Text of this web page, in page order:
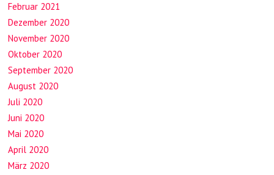
Februar 2021
Dezember 2020
November 2020
Oktober 2020
September 2020
August 2020
Juli 2020
Juni 2020
Mai 2020
April 2020
März 2020